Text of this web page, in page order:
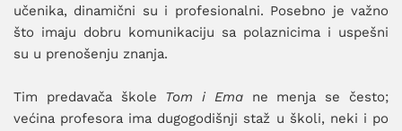
učenika, dinamični su i profesionalni. Posebno je važno
što imaju dobru komunikaciju sa polaznicima i uspešni
su u prenošenju znanja.
Tim predavača škole Tom i Emane menja se često;
većina profesora ima dugogodišnji staž u školi, neki i po